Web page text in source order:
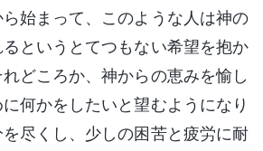
始まって、このような人は神の
というとてつもない希望を抱か
どころか、神からの恵みを愉し
何かをしたいと望むようになり
尽くし、少しの困苦と疲労に耐